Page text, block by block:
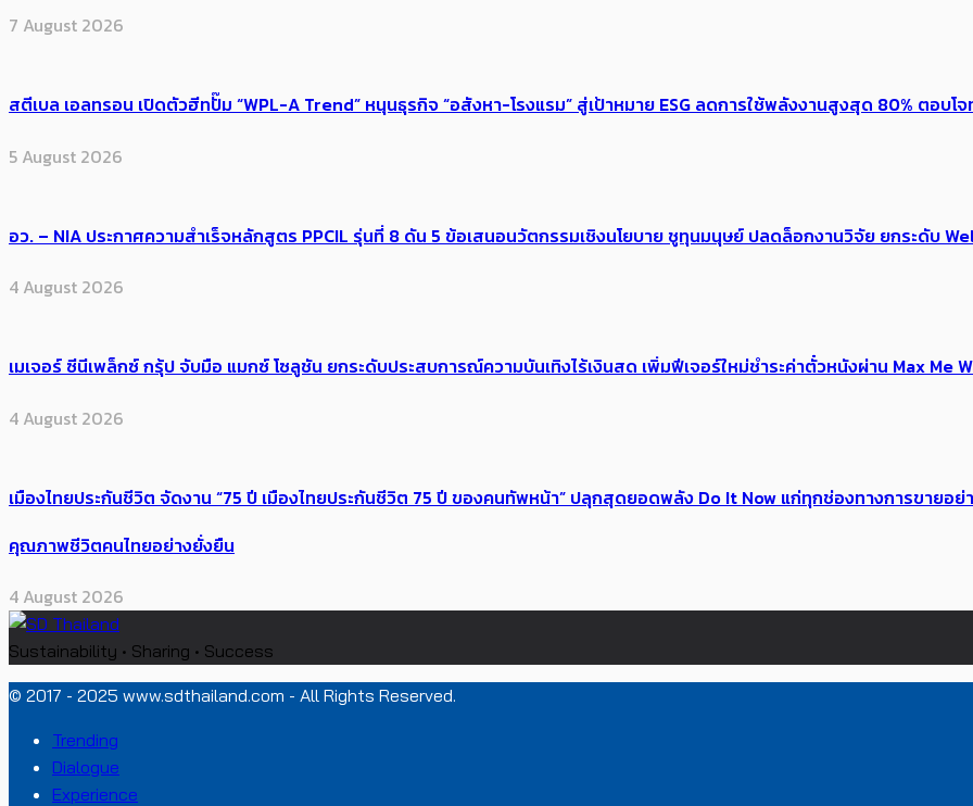
7 August 2026
สตีเบล เอลทรอน เปิดตัวฮีทปั๊ม “WPL-A Trend” หนุนธุรกิจ “อสังหา-โรงแรม” สู่เป้าหมาย ESG ลดการใช้พลังงานสูงสุด 80% ตอบโ
5 August 2026
อว. – NIA ประกาศความสำเร็จหลักสูตร PPCIL รุ่นที่ 8 ดัน 5 ข้อเสนอนวัตกรรมเชิงนโยบาย ชูทุนมนุษย์ ปลดล็อกงานวิจัย ยกระดับ
4 August 2026
เมเจอร์ ซีนีเพล็กซ์ กรุ้ป จับมือ แมกซ์ โซลูชัน ยกระดับประสบการณ์ความบันเทิงไร้เงินสด เพิ่มฟีเจอร์ใหม่ชำระค่าตั๋วหนังผ่าน Max
4 August 2026
เมืองไทยประกันชีวิต จัดงาน “75 ปี เมืองไทยประกันชีวิต 75 ปี ของคนทัพหน้า” ปลุกสุดยอดพลัง Do It Now แก่ทุกช่องทางการขาย
คุณภาพชีวิตคนไทยอย่างยั่งยืน
4 August 2026
Sustainability • Sharing • Success
© 2017 - 2025 www.sdthailand.com - All Rights Reserved.
Trending
Dialogue
Experience